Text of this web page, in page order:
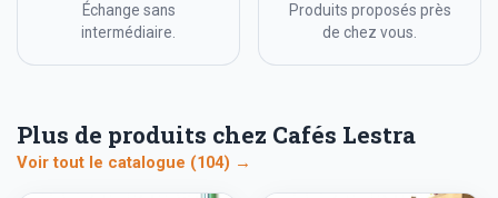
Échange sans
intermédiaire.
Produits proposés près
de chez vous.
Plus de produits chez Cafés Lestra
Voir tout le catalogue (104) →